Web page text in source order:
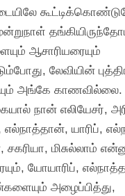
ஆசாரியரையும்
லேவியின்
அங்கே காணவில்லை.
நான் எலியேசர்,
எல்நாத்தான், யாரிப்,
மிசுல்லாம்
யோயாரிப்,
அழைப்பித்து,